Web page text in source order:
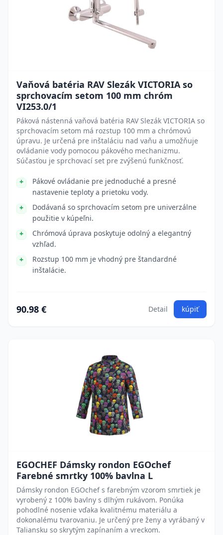
Vaňová batéria RAV Slezák VICTORIA so
sprchovacím setom 100 mm chróm
VI253.0/1
Páková nástenná vaňová batéria RAV Slezák VICTORIA so
sprchovacím setom má rozstup 100 mm a chrómovú
úpravu. Je určená pre inštaláciu nad vaňu a umožňuje
ovládanie vody pomocou pákového mechanizmu.
Súčasťou je sprchovací set pre zvýšenú funkčnosť.
Pákové ovládanie pre jednoduché a presné
nastavenie teploty a prietoku vody.
Dodávaná so sprchovacím setom pre univerzálne
použitie v kúpeľni.
Chrómová úprava poskytuje odolný a elegantný
vzhľad.
Rozstup 100 mm je vhodný pre štandardné
inštalácie.
90.98 € Detail kúpiť
EGOCHEF Dámsky rondon EGOchef
Farebné smrtky 100% bavlna L
Dámsky rondon EGOchef s farebným vzorom smrtiek je
vyrobený z 100% bavlny s dlhým rukávom. Ponúka
pohodlné nosenie vďaka kvalitnému materiálu a
dokonalému tvarovaniu. Je určený pre ženy a vyrábaný v
Taliansku so skrytým zapínaním a vreckom.